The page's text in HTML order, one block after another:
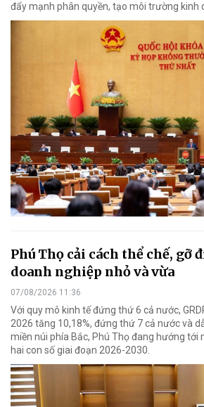
đẩy mạnh phân quyền, tạo môi trường kinh
Phú Thọ cải cách thể chế, gỡ
doanh nghiệp nhỏ và vừa
07/08/2026 11:36
Với quy mô kinh tế đứng thứ 6 cả nước,
2026 tăng 10,18%, đứng thứ 7 cả nước và
miền núi phía Bắc, Phú Thọ đang hướng
hai con số giai đoạn 2026-2030.